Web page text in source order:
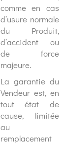
comme en cas
d’usure normale
du Produit,
d’accident ou
de force
majeure.
La garantie du
Vendeur est, en
tout état de
cause, limitée
au
remplacement